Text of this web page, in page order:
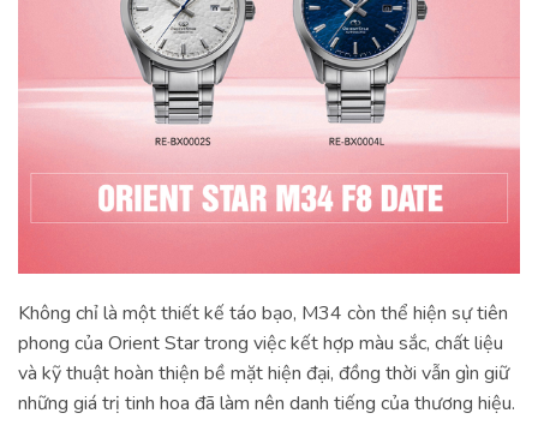
Không chỉ là một thiết kế táo bạo, M34 còn thể hiện sự tiên
phong của Orient Star trong việc kết hợp màu sắc, chất liệu
và kỹ thuật hoàn thiện bề mặt hiện đại, đồng thời vẫn gìn giữ
những giá trị tinh hoa đã làm nên danh tiếng của thương hiệu.